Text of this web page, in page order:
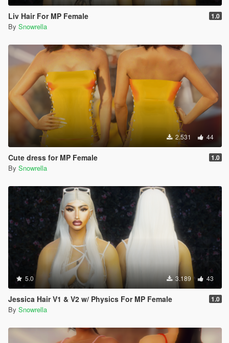
Liv Hair For MP Female 1.0
By Snowrella
2.531 44
Cute dress for MP Female 1.0
By Snowrella
5.0 3.189 43
Jessica Hair V1 & V2 w/ Physics For MP Female 1.0
By Snowrella